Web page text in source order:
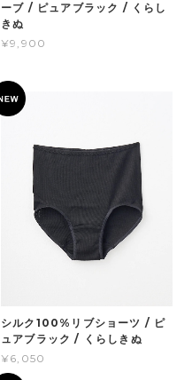
ーブ / ピュアブラック / くらし
きぬ
¥9,900
シルク100%リブショーツ / ピ
ュアブラック / くらしきぬ
¥6,050